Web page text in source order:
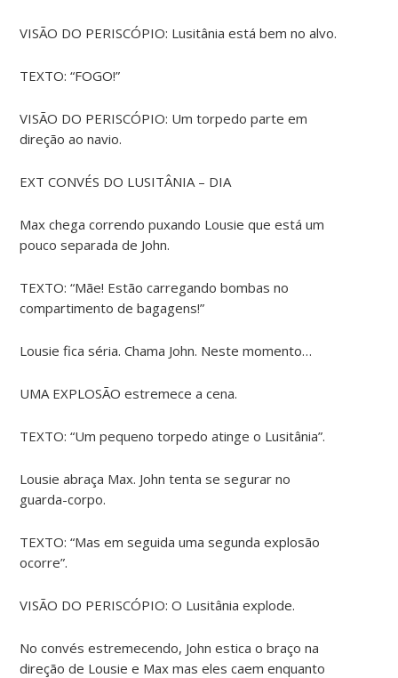
VISÃO DO PERISCÓPIO: Lusitânia está bem no alvo.
TEXTO: “FOGO!”
VISÃO DO PERISCÓPIO: Um torpedo parte em
direção ao navio.
EXT CONVÉS DO LUSITÂNIA – DIA
Max chega correndo puxando Lousie que está um
pouco separada de John.
TEXTO: “Mãe! Estão carregando bombas no
compartimento de bagagens!”
Lousie fica séria. Chama John. Neste momento…
UMA EXPLOSÃO estremece a cena.
TEXTO: “Um pequeno torpedo atinge o Lusitânia”.
Lousie abraça Max. John tenta se segurar no
guarda-corpo.
TEXTO: “Mas em seguida uma segunda explosão
ocorre”.
VISÃO DO PERISCÓPIO: O Lusitânia explode.
No convés estremecendo, John estica o braço na
direção de Lousie e Max mas eles caem enquanto